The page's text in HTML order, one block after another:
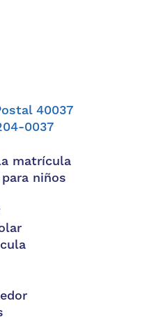
40037
0037
matrícula
niños